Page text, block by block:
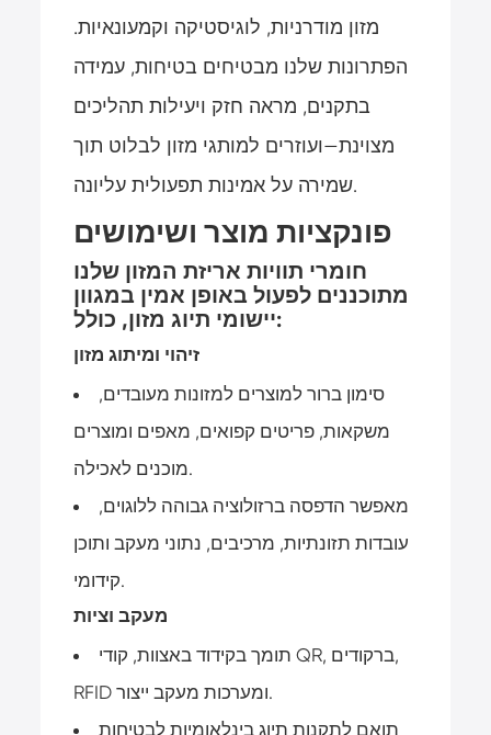
מזון מודרניות, לוגיסטיקה וקמעונאיות.
הפתרונות שלנו מבטיחים בטיחות, עמידה
בתקנים, מראה חזק ויעילות תהליכים
מצוינת—ועוזרים למותגי מזון לבלוט תוך
שמירה על אמינות תפעולית עליונה.
פונקציות מוצר ושימושים
חומרי תוויות אריזת המזון שלנו
מתוכננים לפעול באופן אמין במגוון
יישומי תיוג מזון, כולל:
זיהוי ומיתוג מזון
סימון ברור למוצרים למזונות מעובדים,
משקאות, פריטים קפואים, מאפים ומוצרים
מוכנים לאכילה.
מאפשר הדפסה ברזולוציה גבוהה ללוגוים,
עובדות תזונתיות, מרכיבים, נתוני מעקב ותוכן
קידומי.
מעקב וציות
תומך בקידוד באצוות, קודי QR, ברקודים,
RFID ומערכות מעקב ייצור.
תואם לתקנות תיוג בינלאומיות לבטיחות